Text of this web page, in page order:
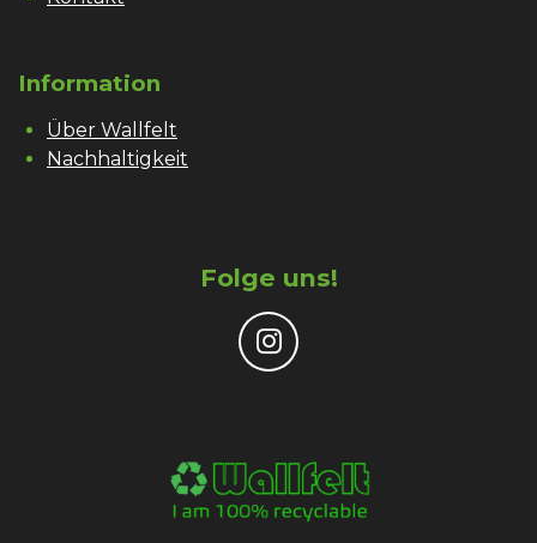
Information
Über Wallfelt
Nachhaltigkeit
Folge uns!
I
a
g
r